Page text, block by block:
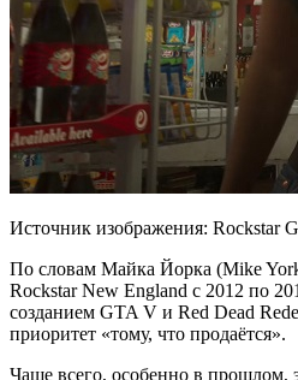
Источник изображения: Rockstar
По словам Майка Йорка (Mike
Rockstar New England с 2012 по
созданием GTA V и Red Dead
приоритет «тому, что продаётся».
Чаще всего, особенно в прошлом,